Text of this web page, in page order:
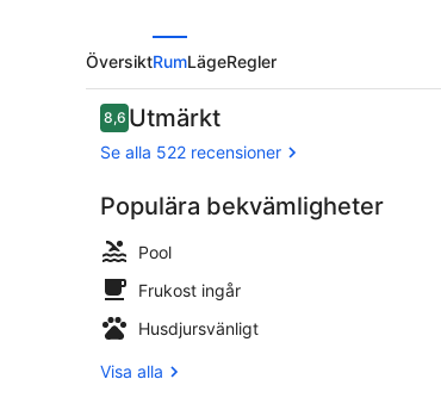
ÖversiktRumLägeRegler
Recensioner
8,68,6 av 10,
Utmärkt
Se alla 522 recensioner
Populära bekvämligheter
Pool
Frukost ingår
Husdjursvänligt
Visa alla